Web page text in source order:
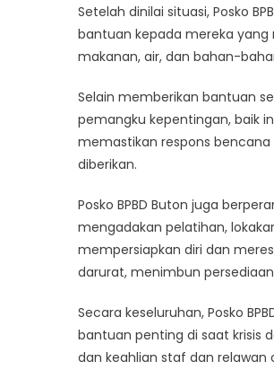
Setelah dinilai situasi, Posko
bantuan kepada mereka
makanan, air, dan bahan-
Selain memberikan bantuan
pemangku kepentingan, baik
memastikan respons
diberikan.
Posko BPBD Buton juga
mengadakan pelatihan,
mempersiapkan diri dan
darurat, menimbun
Secara keseluruhan, Posko
bantuan penting di saat krisis
dan keahlian staf dan